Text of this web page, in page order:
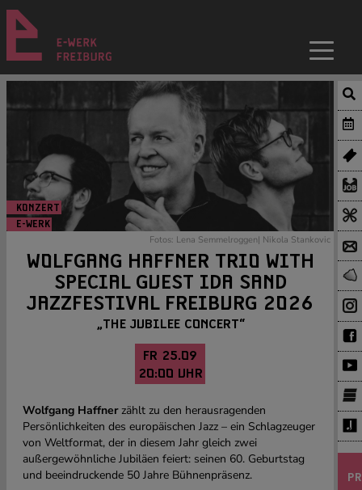
KONZERT
E-WERK
Fotos: Lena Semmelroggen| Nikola Stankovic
WOLFGANG HAFFNER TRIO WITH
SPECIAL GUEST IDA SAND
JAZZFESTIVAL FREIBURG 2026
„THE JUBILEE CONCERT“
FR 25.09
20:00 UHR
Wolfgang Haffnerzählt zu den herausragenden
Persönlichkeiten des europäischen Jazz – ein Schlagzeuger
von Weltformat, der in diesem Jahr gleich zwei
außergewöhnliche Jubiläen feiert: seinen 60. Geburtstag
und beeindruckende 50 Jahre Bühnenpräsenz.